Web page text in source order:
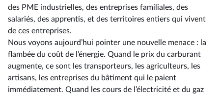
des PME industrielles, des entreprises familiales, des
salariés, des apprentis, et des territoires entiers qui vivent
de ces entreprises.
Nous voyons aujourd’hui pointer une nouvelle menace : la
flambée du coût de l’énergie. Quand le prix du carburant
augmente, ce sont les transporteurs, les agriculteurs, les
artisans, les entreprises du bâtiment qui le paient
immédiatement. Quand les cours de l’électricité et du gaz